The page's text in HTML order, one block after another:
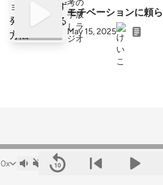
モチベーションに頼
May 15, 2025